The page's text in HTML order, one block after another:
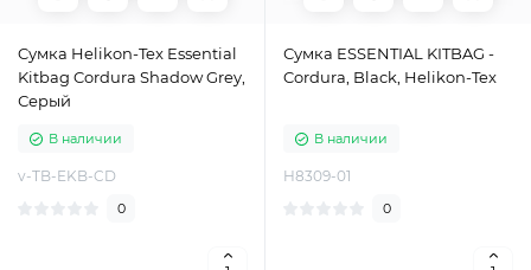
Cумкa Helikon-Tex Essential
Kitbag Cordura Shadow Grey,
Серый
В наличии
v-TB-EKB-CD
0
Сумка ESSENTIAL KITBAG -
Cordura, Black, Helikon-Tex
В наличии
H8309-01
0